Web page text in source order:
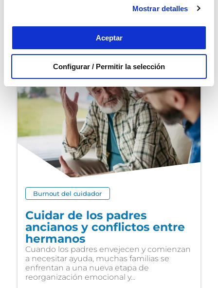
Mostrar detalles
Aceptar
Configurar / Permitir la selección
Burnout del cuidador
Cuidar de los padres
ancianos y conflictos entre
hermanos
Cuando los padres envejecen y comienzan
a necesitar ayuda, muchas familias se
enfrentan a una nueva etapa de
reorganización emocional y...